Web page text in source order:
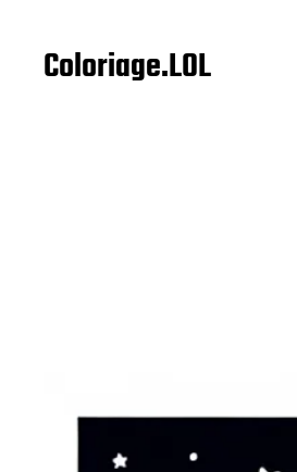
Coloriage.LOL